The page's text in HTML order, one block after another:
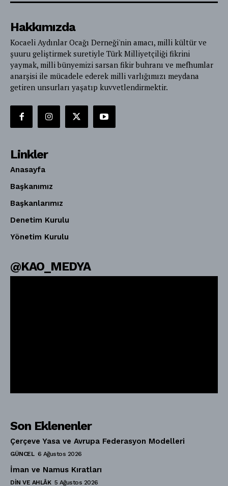
Hakkımızda
Kocaeli Aydınlar Ocağı Derneği'nin amacı, milli kültür ve
şuuru geliştirmek suretiyle Türk Milliyetçiliği fikrini
yaymak, milli bünyemizi sarsan fikir buhranı ve mefhumlar
anarşisi ile mücadele ederek milli varlığımızı meydana
getiren unsurları yaşatıp kuvvetlendirmektir.
Linkler
Anasayfa
Başkanımız
Başkanlarımız
Denetim Kurulu
Yönetim Kurulu
@KAO_MEDYA
Son Eklenenler
Çerçeve Yasa ve Avrupa Federasyon Modelleri
GÜNCEL 6 Ağustos 2026
İman ve Namus Kıratları
DIN VE AHLÂK 5 Ağustos 2026